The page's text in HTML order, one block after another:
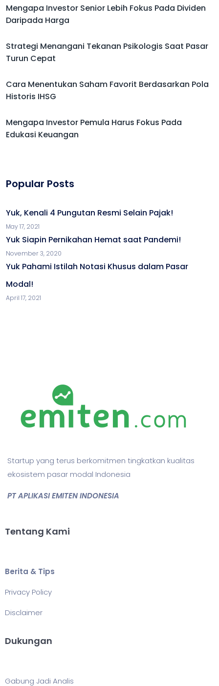
Mengapa Investor Senior Lebih Fokus Pada Dividen
Daripada Harga
Strategi Menangani Tekanan Psikologis Saat Pasar
Turun Cepat
Cara Menentukan Saham Favorit Berdasarkan Pola
Historis IHSG
Mengapa Investor Pemula Harus Fokus Pada
Edukasi Keuangan
Popular Posts
Yuk, Kenali 4 Pungutan Resmi Selain Pajak!
May 17, 2021
Yuk Siapin Pernikahan Hemat saat Pandemi!
November 3, 2020
Yuk Pahami Istilah Notasi Khusus dalam Pasar
Modal!
April 17, 2021
Startup yang terus berkomitmen tingkatkan kualitas
ekosistem pasar modal Indonesia
PT APLIKASI EMITEN INDONESIA
Tentang Kami
Berita & Tips
Privacy Policy
Disclaimer
Dukungan
Gabung Jadi Analis